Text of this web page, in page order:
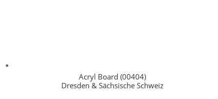
Acryl Board (00404)
Dresden & Sächsische Schweiz